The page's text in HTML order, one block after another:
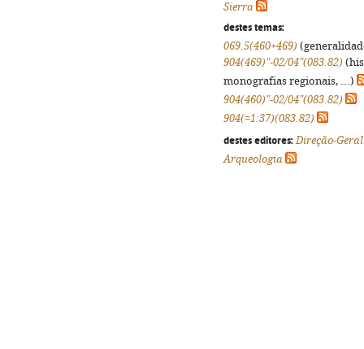
Sierra
destes temas:
069.5(460+469)
904(469)"-02/04"(083.82)
monografias regionais, ...)
904(460)"-02/04"(083.82)
904(=1:37)(083.82)
destes editores: Direção-
Arqueologia